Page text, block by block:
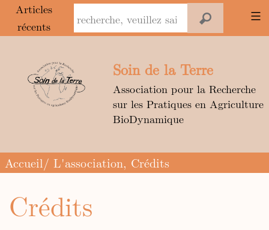
Aller
contenu
Soin de la Terre
Association pour la Recherche
sur les Pratiques en Agriculture
BioDynamique
Articles
récents
Accueil/ L'association, Crédits
Crédits
Panneau de gestion des cookies